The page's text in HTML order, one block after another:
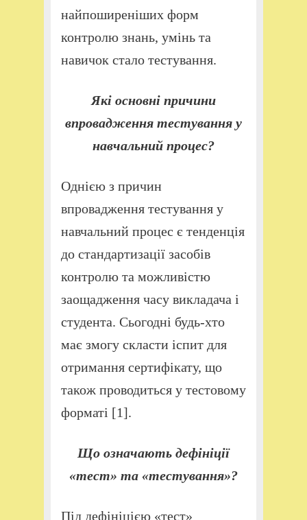
найпоширеніших форм
контролю знань, умінь та
навичок стало тестування.
Які основні причини
впровадження тестування у
навчальний процес?
Однією з причин
впровадження тестування у
навчальний процес є тенденція
до стандартизації засобів
контролю та можливістю
заощадження часу викладача і
студента. Сьогодні будь-хто
має змогу скласти іспит для
отримання сертифікату, що
також проводиться у тестовому
форматі [1].
Що означають дефініції
«тест» та «тестування»?
Під дефініцією «тест»